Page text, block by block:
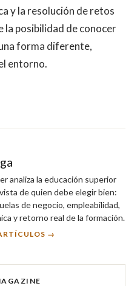
y la resolución de retos
la posibilidad de conocer
forma diferente,
entorno.
analiza la educación superior
de quien debe elegir bien:
de negocio, empleabilidad,
y retorno real de la formación.
→